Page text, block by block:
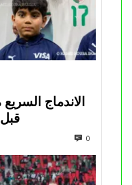
الاندماج
0